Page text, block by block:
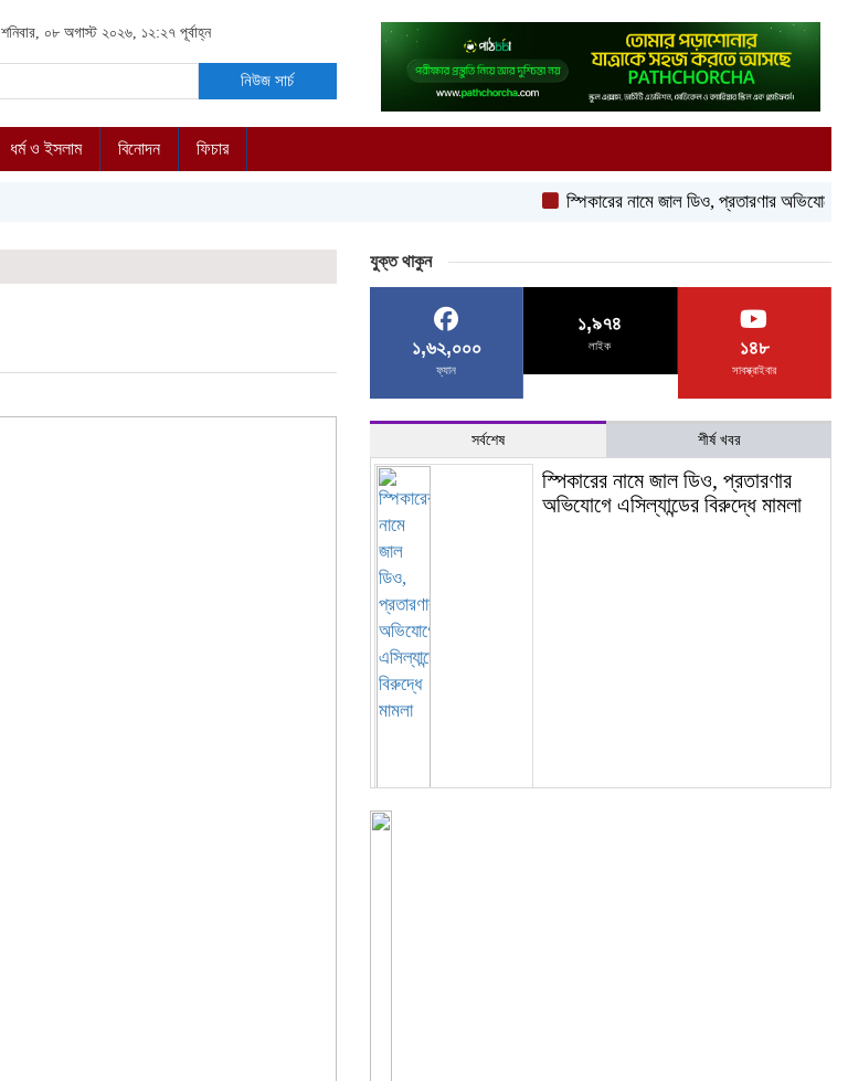
শনিবার, ০৮ অগাস্ট ২০২৬, ১২:২৭ পূর্বাহ্ন
নিউজ সার্চ
ধর্ম ও ইসলাম বিনোদন ফিচার
স্পিকারের নামে জাল ডিও, প্রতারণার অভিযোগে
যুক্ত থাকুন
১,৬২,০০০
ফ্যান
১,৯৭৪
লাইক ১৪৮
সাবস্ক্রাইবার
সর্বশেষ শীর্ষ খবর
স্পিকারের নামে জাল ডিও, প্রতারণার
অভিযোগে এসিল্যান্ডের বিরুদ্ধে মামলা